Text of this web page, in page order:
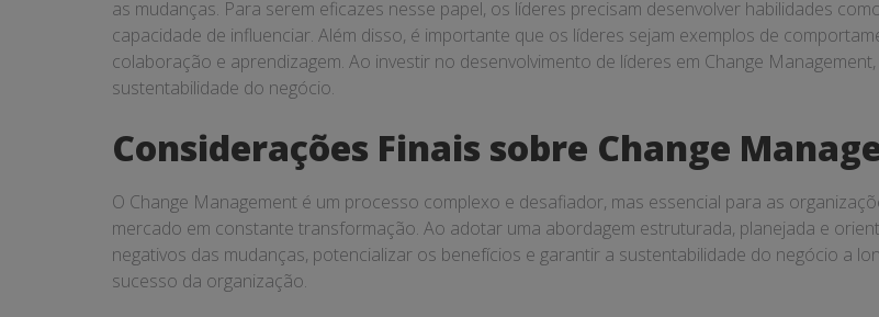
as mudanças. Para serem eficazes nesse papel, os líderes precisam desenvolver habilidades
capacidade de influenciar. Além disso, é importante que os líderes sejam exemplos de
colaboração e aprendizagem. Ao investir no desenvolvimento de líderes em Change
sustentabilidade do negócio.
Considerações Finais sobre Change
O Change Management é um processo complexo e desafiador, mas essencial para as
mercado em constante transformação. Ao adotar uma abordagem estruturada, planejada e
negativos das mudanças, potencializar os benefícios e garantir a sustentabilidade do negócio a
sucesso da organização.